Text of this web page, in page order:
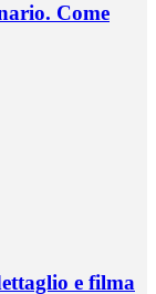
Come
e filma